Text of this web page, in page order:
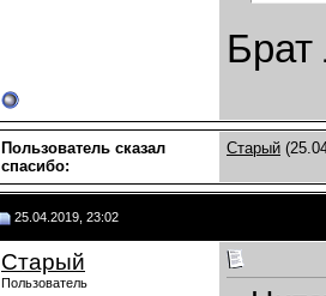
Брат
Пользователь сказал
cпасибо:
Старый
25.04.2019, 23:02
Старый
Пользователь